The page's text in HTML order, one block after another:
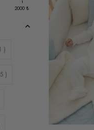
2000 ₺
)
)